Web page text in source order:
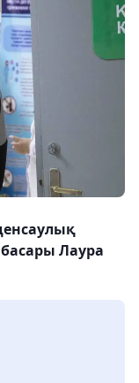
Лаура